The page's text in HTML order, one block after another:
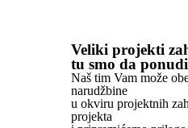
Veliki projekti
tu smo da
Naš tim Vam može
narudžbine
u okviru projektnih
projekta